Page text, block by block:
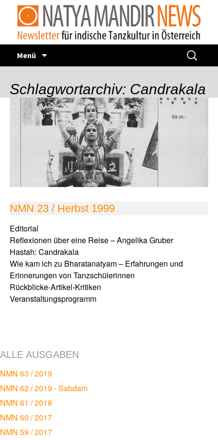
Menü
Suchen
nach:
Schlagwortarchiv: Candrakala
NMN 23 / Herbst 1999
Editorial
Reflexionen über eine Reise – Angelika Gruber
Hastah: Candrakala
Wie kam ich zu Bharatanatyam – Erfahrungen und
Erinnerungen von Tanzschülerinnen
Rückblicke-Artikel-Kritiken
Veranstaltungsprogramm
ALLE AUSGABEN
NMN 63 / 2019
NMN 62 / 2019 - Sabdam
NMN 61 / 2018
NMN 60 / 2017
NMN 59 / 2017